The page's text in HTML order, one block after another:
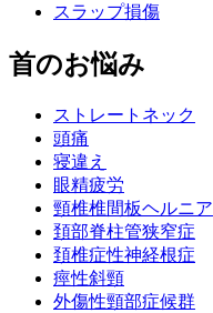
スラップ損傷
首のお悩み
ストレートネック
頭痛
寝違え
眼精疲労
頸椎椎間板ヘルニア
頚部脊柱管狭窄症
頚椎症性神経根症
痙性斜頸
外傷性頸部症候群